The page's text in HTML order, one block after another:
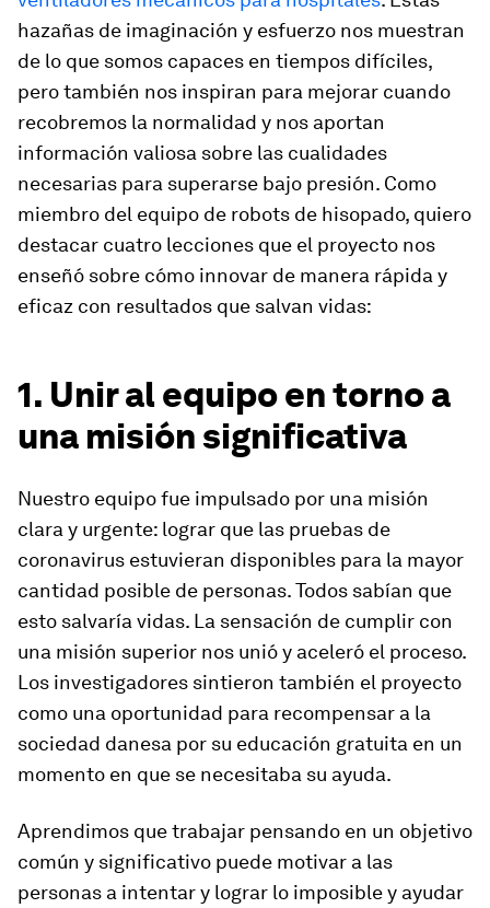
hazañas de imaginación y esfuerzo nos muestran
de lo que somos capaces en tiempos difíciles,
pero también nos inspiran para mejorar cuando
recobremos la normalidad y nos aportan
información valiosa sobre las cualidades
necesarias para superarse bajo presión. Como
miembro del equipo de robots de hisopado, quiero
destacar cuatro lecciones que el proyecto nos
enseñó sobre cómo innovar de manera rápida y
eficaz con resultados que salvan vidas:
1. Unir al equipo en torno a
una misión significativa
Nuestro equipo fue impulsado por una misión
clara y urgente: lograr que las pruebas de
coronavirus estuvieran disponibles para la mayor
cantidad posible de personas. Todos sabían que
esto salvaría vidas. La sensación de cumplir con
una misión superior nos unió y aceleró el proceso.
Los investigadores sintieron también el proyecto
como una oportunidad para recompensar a la
sociedad danesa por su educación gratuita en un
momento en que se necesitaba su ayuda.
Aprendimos que trabajar pensando en un objetivo
común y significativo puede motivar a las
personas a intentar y lograr lo imposible y ayudar